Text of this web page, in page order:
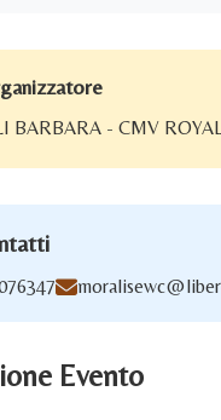
BARBARA - CMV
Evento